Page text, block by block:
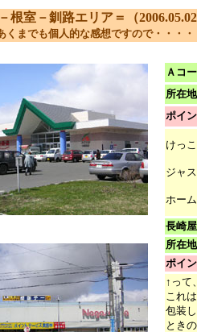
室－釧路エリア＝（2006.05.02-
くまでも個人的な感想ですので・・・・
Ａコ
所在地
ポイ
けっ
ジャ
ホー
長崎
所在地
ポイン
↑って
これ
包装
とき